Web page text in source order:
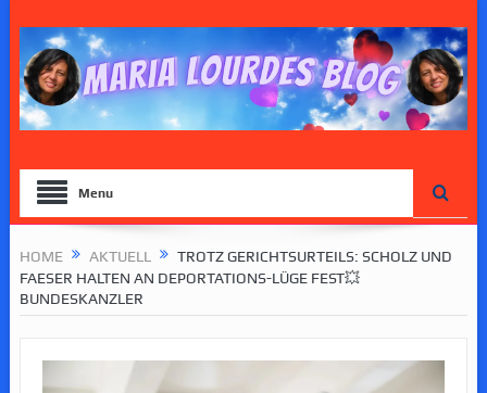
Menu
HOME AKTUELL
TROTZ GERICHTSURTEILS: SCHOLZ UND
FAESER HALTEN AN DEPORTATIONS-LÜGE FEST💥
BUNDESKANZLER